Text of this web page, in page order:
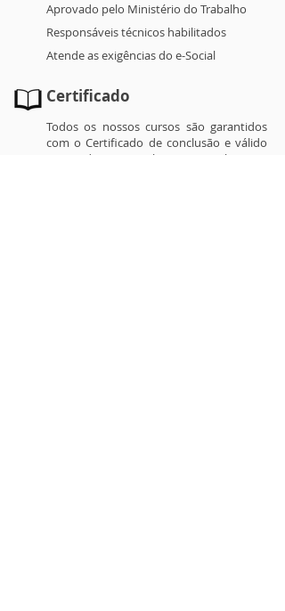
Aprovado pelo Ministério do Trabalho
Responsáveis técnicos habilitados
Atende as exigências do e-Social
Certificado
Todos os nossos cursos são garantidos
com o Certificado de conclusão e válido
em todo o Brasil.
Sejam online ou